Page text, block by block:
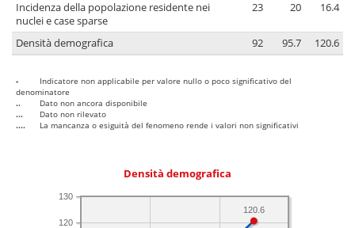
Incidenza della popolazione residente nei
nuclei e case sparse
23 20 16.4
Densità demografica 92 95.7 120.6
-
Indicatore non applicabile per valore nullo o poco significativo del
denominatore
..
Dato non ancora disponibile
...
Dato non rilevato
....
La mancanza o esiguità del fenomeno rende i valori non significativi
Densità demografica
120
130
120.6